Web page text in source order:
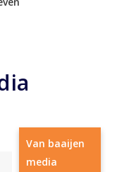
Van baaijen
media